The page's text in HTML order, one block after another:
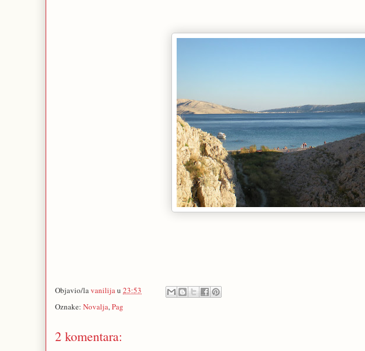
Objavio/lavanilijau 23:53
Oznake: Novalja,Pag
2 komentara: